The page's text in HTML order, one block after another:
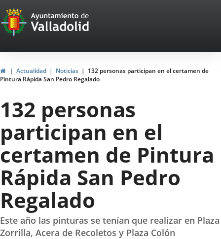
Portal
Web
del
Ayuntamiento
de
Valladolid
InicioActualidad Noticias
132 personas participan en el certamen de
Pintura Rápida San Pedro Regalado
132 personas
participan en el
certamen de Pintura
Rápida San Pedro
Regalado
Este año las pinturas se tenían que realizar en Plaza
Zorrilla, Acera de Recoletos y Plaza Colón